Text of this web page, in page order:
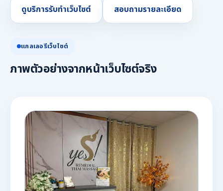
ดูบริการรับทำเว็บไซต์ สอบถามรายละเอียด
แกลเลอรีเว็บไซต์
ภาพตัวอย่างจากหน้าเว็บไซต์จริง